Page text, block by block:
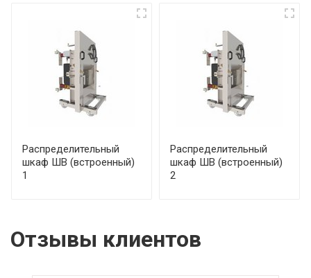
Распределительный
шкаф ШВ (встроенный)
1
Распределительный
шкаф ШВ (встроенный)
2
Отзывы клиентов